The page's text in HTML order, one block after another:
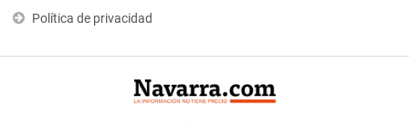
Política de privacidad